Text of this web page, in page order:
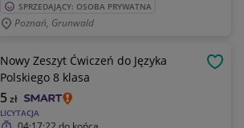
SPRZEDAJĄCY: OSOBA PRYWATNA
Poznań, Grunwald
Nowy Zeszyt Ćwiczeń do Języka
Polskiego 8 klasa
LICYTACJA
5zł